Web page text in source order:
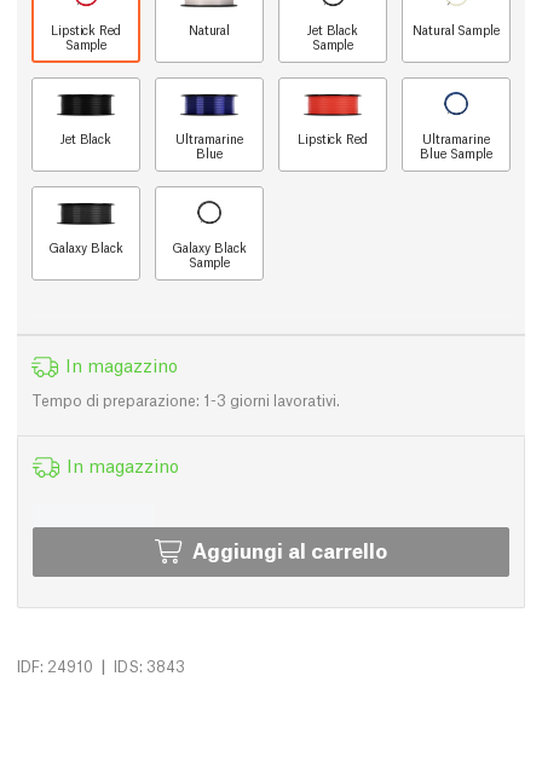
Lipstick Red
Sample
Natural
Jet Black
Sample
Natural Sample
Jet Black
Ultramarine
Blue
Lipstick Red
Ultramarine
Blue Sample
Galaxy Black
Galaxy Black
Sample
In magazzino
Tempo di preparazione: 1-3 giorni lavorativi.
In magazzino
Aggiungi al carrello
IDF: 24910 | IDS: 3843